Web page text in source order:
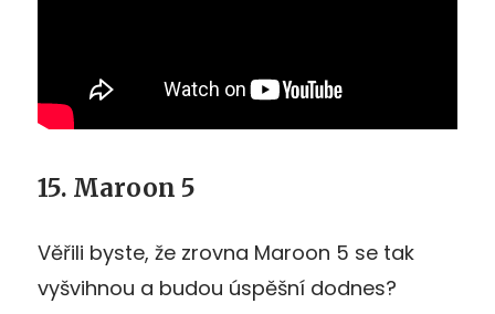
15. Maroon 5
Věřili byste, že zrovna Maroon 5 se tak
vyšvihnou a budou úspěšní dodnes?